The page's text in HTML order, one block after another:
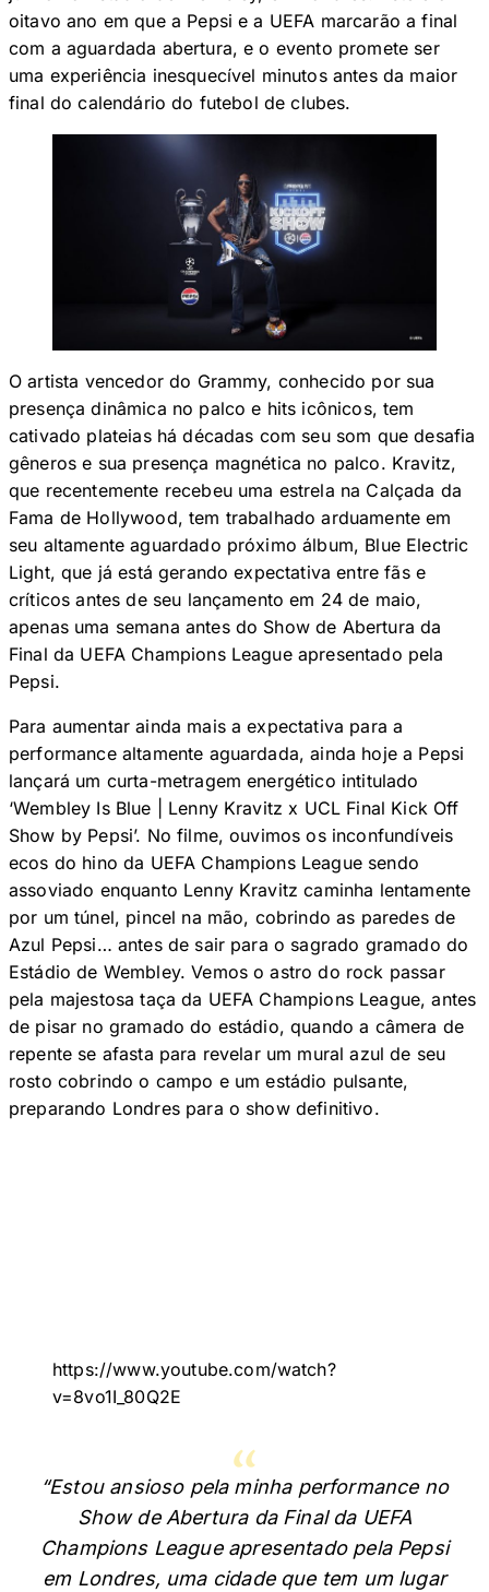
oitavo ano em que a Pepsi e a UEFA marcarão a final
com a aguardada abertura, e o evento promete ser
uma experiência inesquecível minutos antes da maior
final do calendário do futebol de clubes.
O artista vencedor do Grammy, conhecido por sua
presença dinâmica no palco e hits icônicos, tem
cativado plateias há décadas com seu som que desafia
gêneros e sua presença magnética no palco. Kravitz,
que recentemente recebeu uma estrela na Calçada da
Fama de Hollywood, tem trabalhado arduamente em
seu altamente aguardado próximo álbum, Blue Electric
Light, que já está gerando expectativa entre fãs e
críticos antes de seu lançamento em 24 de maio,
apenas uma semana antes do Show de Abertura da
Final da UEFA Champions League apresentado pela
Pepsi.
Para aumentar ainda mais a expectativa para a
performance altamente aguardada, ainda hoje a Pepsi
lançará um curta-metragem energético intitulado
‘Wembley Is Blue | Lenny Kravitz x UCL Final Kick Off
Show by Pepsi’. No filme, ouvimos os inconfundíveis
ecos do hino da UEFA Champions League sendo
assoviado enquanto Lenny Kravitz caminha lentamente
por um túnel, pincel na mão, cobrindo as paredes de
Azul Pepsi… antes de sair para o sagrado gramado do
Estádio de Wembley. Vemos o astro do rock passar
pela majestosa taça da UEFA Champions League, antes
de pisar no gramado do estádio, quando a câmera de
repente se afasta para revelar um mural azul de seu
rosto cobrindo o campo e um estádio pulsante,
preparando Londres para o show definitivo.
https://www.youtube.com/watch?
v=8vo1I_80Q2E
“Estou ansioso pela minha performance no
Show de Abertura da Final da UEFA
Champions League apresentado pela Pepsi
em Londres, uma cidade que tem um lugar